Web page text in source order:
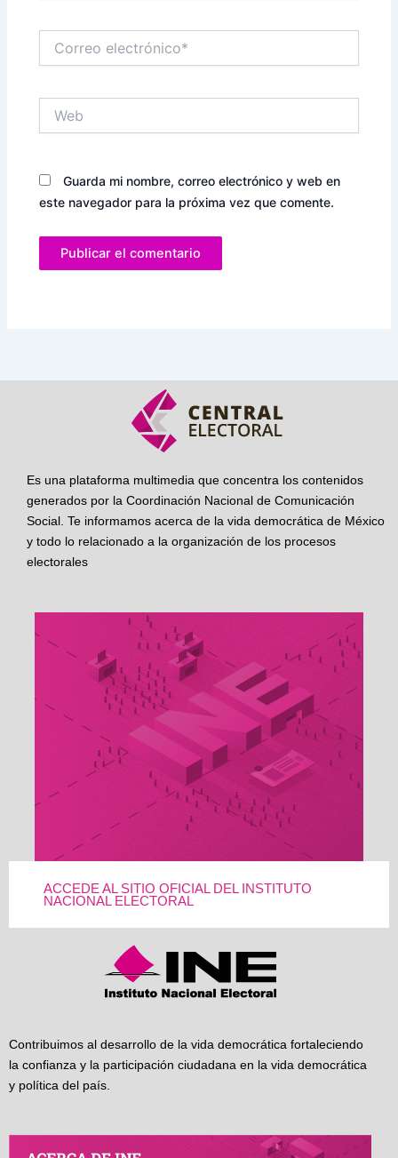
electrónico*
Guarda mi nombre, correo electrónico y web en
este navegador para la próxima vez que comente.
Es una plataforma multimedia que concentra los contenidos
generados por la Coordinación Nacional de Comunicación
Social. Te informamos acerca de la vida democrática de México
y todo lo relacionado a la organización de los procesos
electorales
ACCEDE AL SITIO OFICIAL DEL INSTITUTO
NACIONAL ELECTORAL
Contribuimos al desarrollo de la vida democrática fortaleciendo
la confianza y la participación ciudadana en la vida democrática
y política del país.